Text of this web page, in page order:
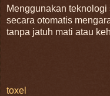
Menggunakan
secara otomatis
tanpa jatuh mati atau
toxel